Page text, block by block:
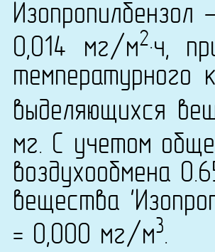
0,014 мг/м2·ч,
температурного
выделяющихся
мг. С учетом
воздухообмена
вещества
= 0,000 мг/м3.